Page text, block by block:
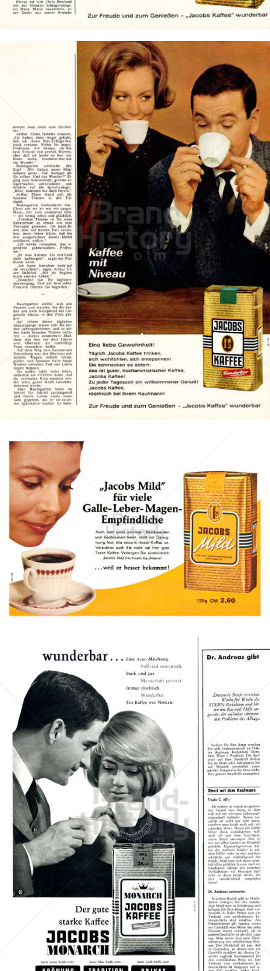
Bild-ID: 15569
JACOBS KAFFEE Kraft Foods 1965
Bild-ID: 15583
JACOBS KAFFEE Kraft Foods 1965
Bild-ID: 1006
JACOBS KAFFEE Kraft Foods 1966